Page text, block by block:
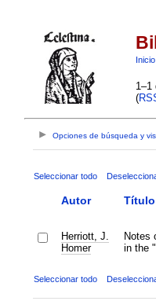
Inicio
1–1
(
Opciones de búsqueda y
Seleccionar todo
Autor Título
Herriott, J.
Homer
Notes
in the
Seleccionar todo